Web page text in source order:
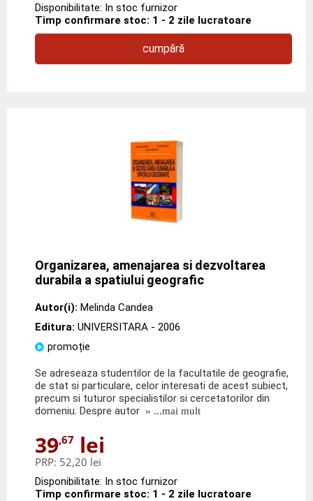
Disponibilitate: In stoc furnizor
Timp confirmare stoc: 1 - 2 zile lucratoare
cumpără
Organizarea, amenajarea si dezvoltarea
durabila a spatiului geografic
Autor(i): Melinda Candea
Editura: UNIVERSITARA - 2006
promoție
Se adreseaza studentilor de la facultatile de geografie,
de stat si particulare, celor interesati de acest subiect,
precum si tuturor specialistilor si cercetatorilor din
domeniu. Despre autor » ...mai mult
39,67 lei
PRP: 52,20 lei
Disponibilitate: In stoc furnizor
Timp confirmare stoc: 1 - 2 zile lucratoare